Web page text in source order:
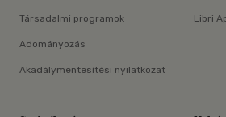
Társadalmi programok
Adományozás
Akadálymentesítési nyilatkozat
Libri